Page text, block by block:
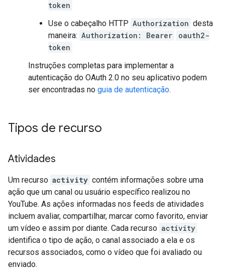
token
Use o cabeçalho HTTP Authorization desta
maneira: Authorization: Bearer
oauth2-
token
Instruções completas para implementar a
autenticação do OAuth 2.0 no seu aplicativo podem
ser encontradas no guia de autenticação.
Tipos de recurso
Atividades
Um recurso activity contém informações sobre uma
ação que um canal ou usuário específico realizou no
YouTube. As ações informadas nos feeds de atividades
incluem avaliar, compartilhar, marcar como favorito, enviar
um vídeo e assim por diante. Cada recurso activity
identifica o tipo de ação, o canal associado a ela e os
recursos associados, como o vídeo que foi avaliado ou
enviado.